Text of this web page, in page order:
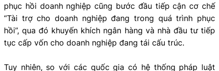
phục hồi doanh nghiệp cũng bước đầu tiếp cận cơ chế
“Tài trợ cho doanh nghiệp đang trong quá trình phục
hồi”, qua đó khuyến khích ngân hàng và nhà đầu tư tiếp
tục cấp vốn cho doanh nghiệp đang tái cấu trúc.
Tuy nhiên, so với các quốc gia có hệ thống pháp luật